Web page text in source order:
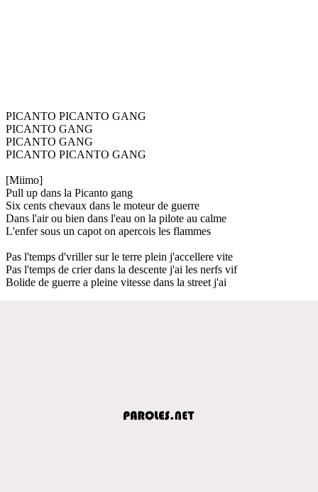
PICANTO PICANTO GANG
PICANTO GANG
PICANTO GANG
PICANTO PICANTO GANG
[Miimo]
Pull up dans la Picanto gang
Six cents chevaux dans le moteur de guerre
Dans l'air ou bien dans l'eau on la pilote au calme
L'enfer sous un capot on apercois les flammes
Pas l'temps d'vriller sur le terre plein j'accellere vite
Pas l'temps de crier dans la descente j'ai les nerfs vif
Bolide de guerre a pleine vitesse dans la street j'ai